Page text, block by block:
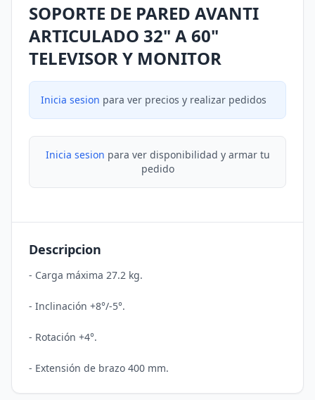
SOPORTE DE PARED AVANTI
ARTICULADO 32" A 60"
TELEVISOR Y MONITOR
Inicia sesion para ver precios y realizar pedidos
Inicia sesion para ver disponibilidad y armar tu
pedido
Descripcion
- Carga máxima 27.2 kg.
- Inclinación +8°/-5°.
- Rotación +4°.